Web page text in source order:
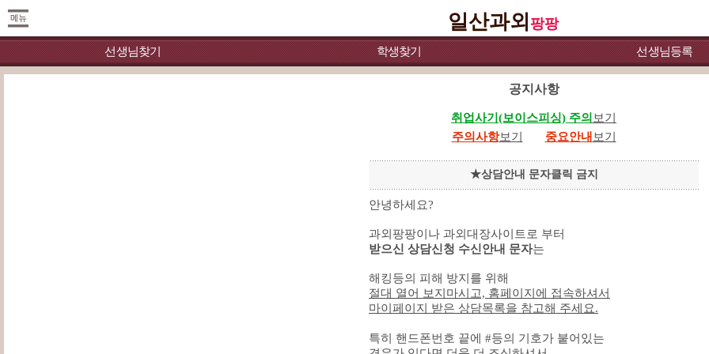
일산과외 팡팡
선생님찾기 학생찾기 선생님등록
공지사항
취업사기(보이스피싱) 주의 보기
주의사항보기 중요안내 보기
★상담안내 문자클릭 금지
안녕하세요?
과외팡팡이나 과외대장사이트로 부터
받으신 상담신청 수신안내 문자는
해킹등의 피해 방지를 위해
절대 열어 보지마시고, 홈페이지에 접속하셔서
마이페이지 받은 상담목록을 참고해 주세요.
특히 핸드폰번호 끝에 #등의 기호가 붙어있는